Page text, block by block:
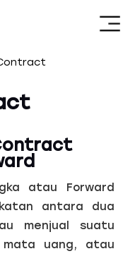
atau Forward
antara dua
menjual suatu
uang, atau